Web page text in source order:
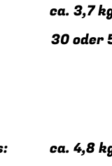
ca. 3,7
30 oder
ca. 4,8